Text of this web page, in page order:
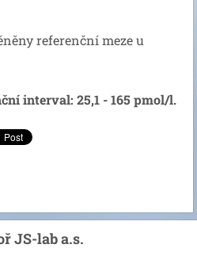
referenční meze u
interval: 25,1 - 165 pmol/l.
JS-lab a.s.